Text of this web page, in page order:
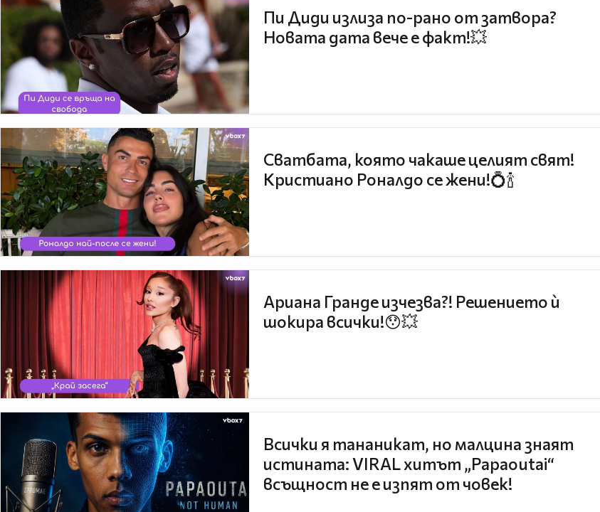
Пи Диди излиза по-рано от затвора?
Новата дата вече е факт!💥
Сватбата, която чакаше целият свят!
Кристиано Роналдо се жени!💍🍾
Ариана Гранде изчезва?! Решението ѝ
шокира всички!😯💥
Всички я тананикат, но малцина знаят
истината: VIRAL хитът „Papaoutai“
всъщност не е изпят от човек!